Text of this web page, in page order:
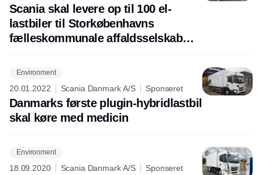
Scania skal levere op til 100 el-
lastbiler til Storkøbenhavns
fælleskommunale affaldsselskab
Environment
20.01.2022 Scania Danmark A/S Sponseret
Danmarks første plugin-hybridlastbil
skal køre med medicin
Environment
18.09.2020 Scania Danmark A/S Sponseret